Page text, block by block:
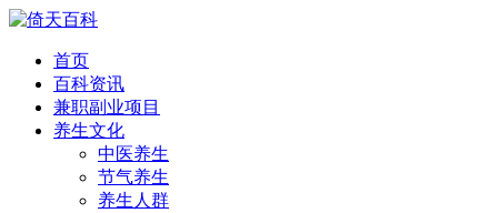
首页
百科资讯
兼职副业项目
养生文化
中医养生
节气养生
养生人群